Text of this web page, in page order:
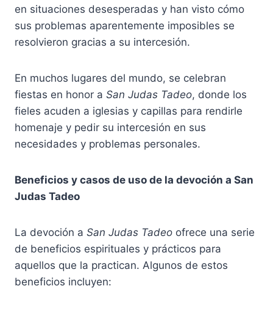
en situaciones desesperadas y han visto cómo
sus problemas aparentemente imposibles se
resolvieron gracias a su intercesión.
En muchos lugares del mundo, se celebran
fiestas en honor a San Judas Tadeo, donde los
fieles acuden a iglesias y capillas para rendirle
homenaje y pedir su intercesión en sus
necesidades y problemas personales.
Beneficios y casos de uso de la devoción a San
Judas Tadeo
La devoción a San Judas Tadeo ofrece una serie
de beneficios espirituales y prácticos para
aquellos que la practican. Algunos de estos
beneficios incluyen: